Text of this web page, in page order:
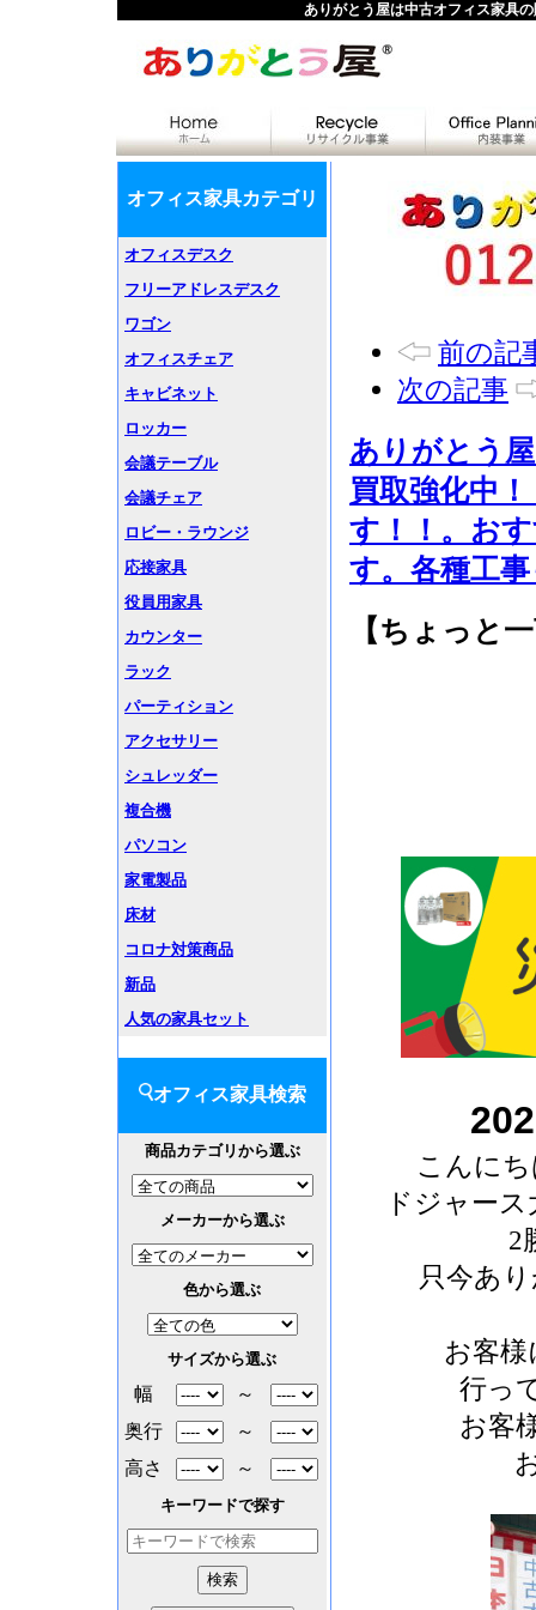
ありがとう屋は中古オフィス家具
前の記
次の記事
ありがとう
買取強化中
す！！。お
す。各種工
【ちょっと
こんに
ドジャー
2
只今あ
お客
行っ
お客
オフィス家具カテゴリ
オフィスデスク
フリーアドレスデスク
ワゴン
オフィスチェア
キャビネット
ロッカー
会議テーブル
会議チェア
ロビー・ラウンジ
応接家具
役員用家具
カウンター
ラック
パーティション
アクセサリー
シュレッダー
複合機
パソコン
家電製品
床材
コロナ対策商品
新品
人気の家具セット
オフィス家具検索
商品カテゴリから選ぶ
メーカーから選ぶ
色から選ぶ
サイズから選ぶ
幅
～
奥行
～
高さ
～
キーワードで探す